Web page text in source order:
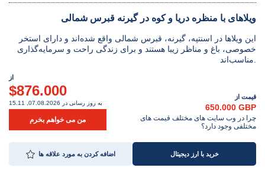
ویلاهای با منظره دریا و کوه در گیرنه قبرس شمالی
این ویلاها در اسنتپه، گیرنه، قبرس شمالی واقع شده‌اند و دارای استخر
خصوصی، باغ و مناظر زیبا هستند و برای زندگی راحت و سرمایه‌گذاری
قیمت از
650.000 GBP
چرا در وب سایت های مختلف قیمت های
مختلفی وجود دارد؟
از
$876.000
به روز رسانی در 07.08.2026, 15.11
من می خواهم بخرم
اضافه کردن به مورد علاقه ها خرید با ارز دیجیتال